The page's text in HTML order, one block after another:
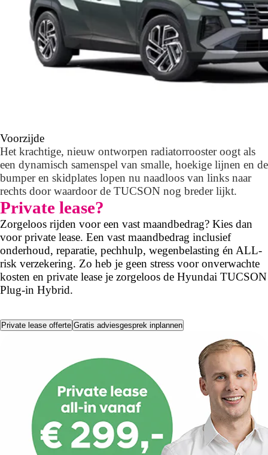
Voorzijde
Het krachtige, nieuw ontworpen radiatorrooster oogt als
een dynamisch samenspel van smalle, hoekige lijnen en de
bumper en skidplates lopen nu naadloos van links naar
rechts door waardoor de TUCSON nog breder lijkt.
Private lease?
Zorgeloos rijden voor een vast maandbedrag? Kies dan
voor private lease. Een vast maandbedrag inclusief
onderhoud, reparatie, pechhulp, wegenbelasting én ALL-
risk verzekering. Zo heb je geen stress voor onverwachte
kosten en private lease je zorgeloos de Hyundai TUCSON
Plug-in Hybrid.
Private lease offerte Gratis adviesgesprek inplannen